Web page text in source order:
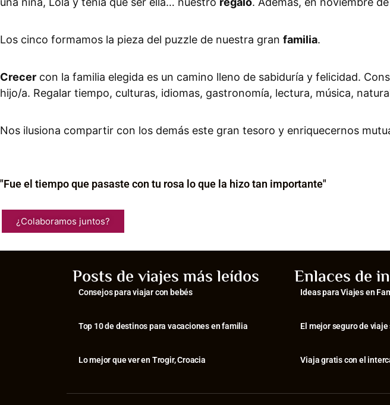
Los cinco formamos la pieza del puzzle de nuestra gran familia.
Crecer con la familia elegida es un camino lleno de sabiduría y felicidad.
hijo/a. Regalar tiempo, culturas, idiomas, gastronomía, lectura, música,
Nos ilusiona compartir con los demás este gran tesoro y enriquecernos
"Fue el tiempo que pasaste con tu rosa lo que la hizo tan importante"
¿Colaboramos juntos?
Posts de viajes más leídos
Consejos para viajar con bebés
⁠Top 10 de destinos para vacaciones en familia
⁠Lo mejor que ver en Trogir, Croacia
Enlaces de
Ideas para Viajes en
El mejor seguro de
Viaja gratis con el